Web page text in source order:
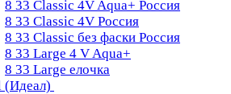
8 33 Classic 4V Aqua+ Россия
8 33 Classic 4V Россия
8 33 Classic без фаски Россия
8 33 Large 4 V Aqua+
8 33 Large елочка
(Идеал)